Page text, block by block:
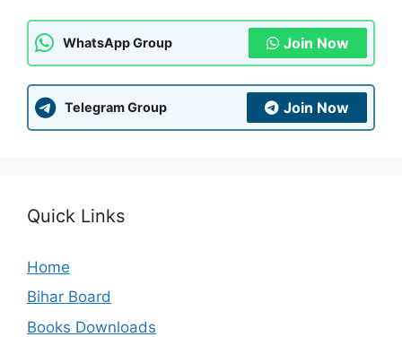
WhatsApp Group Join Now
Telegram Group Join Now
Quick Links
Home
Bihar Board
Books Downloads